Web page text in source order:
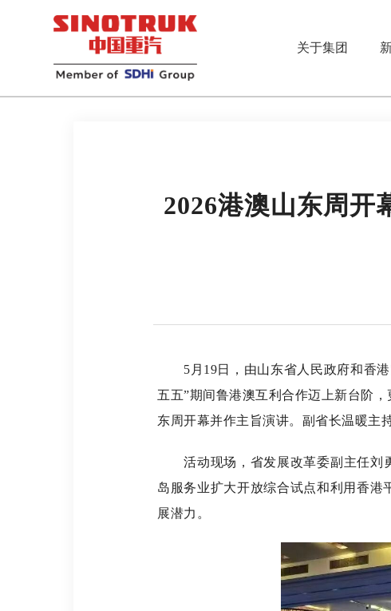
关于集团
2026港澳山东周开
5月19日，由山东省人民政府和香港
五五”期间鲁港澳互利合作迈上新台阶
东周开幕并作主旨演讲。副省长温暖主持
活动现场，省发展改革委副主任刘勇
岛服务业扩大开放综合试点和利用香
展潜力。